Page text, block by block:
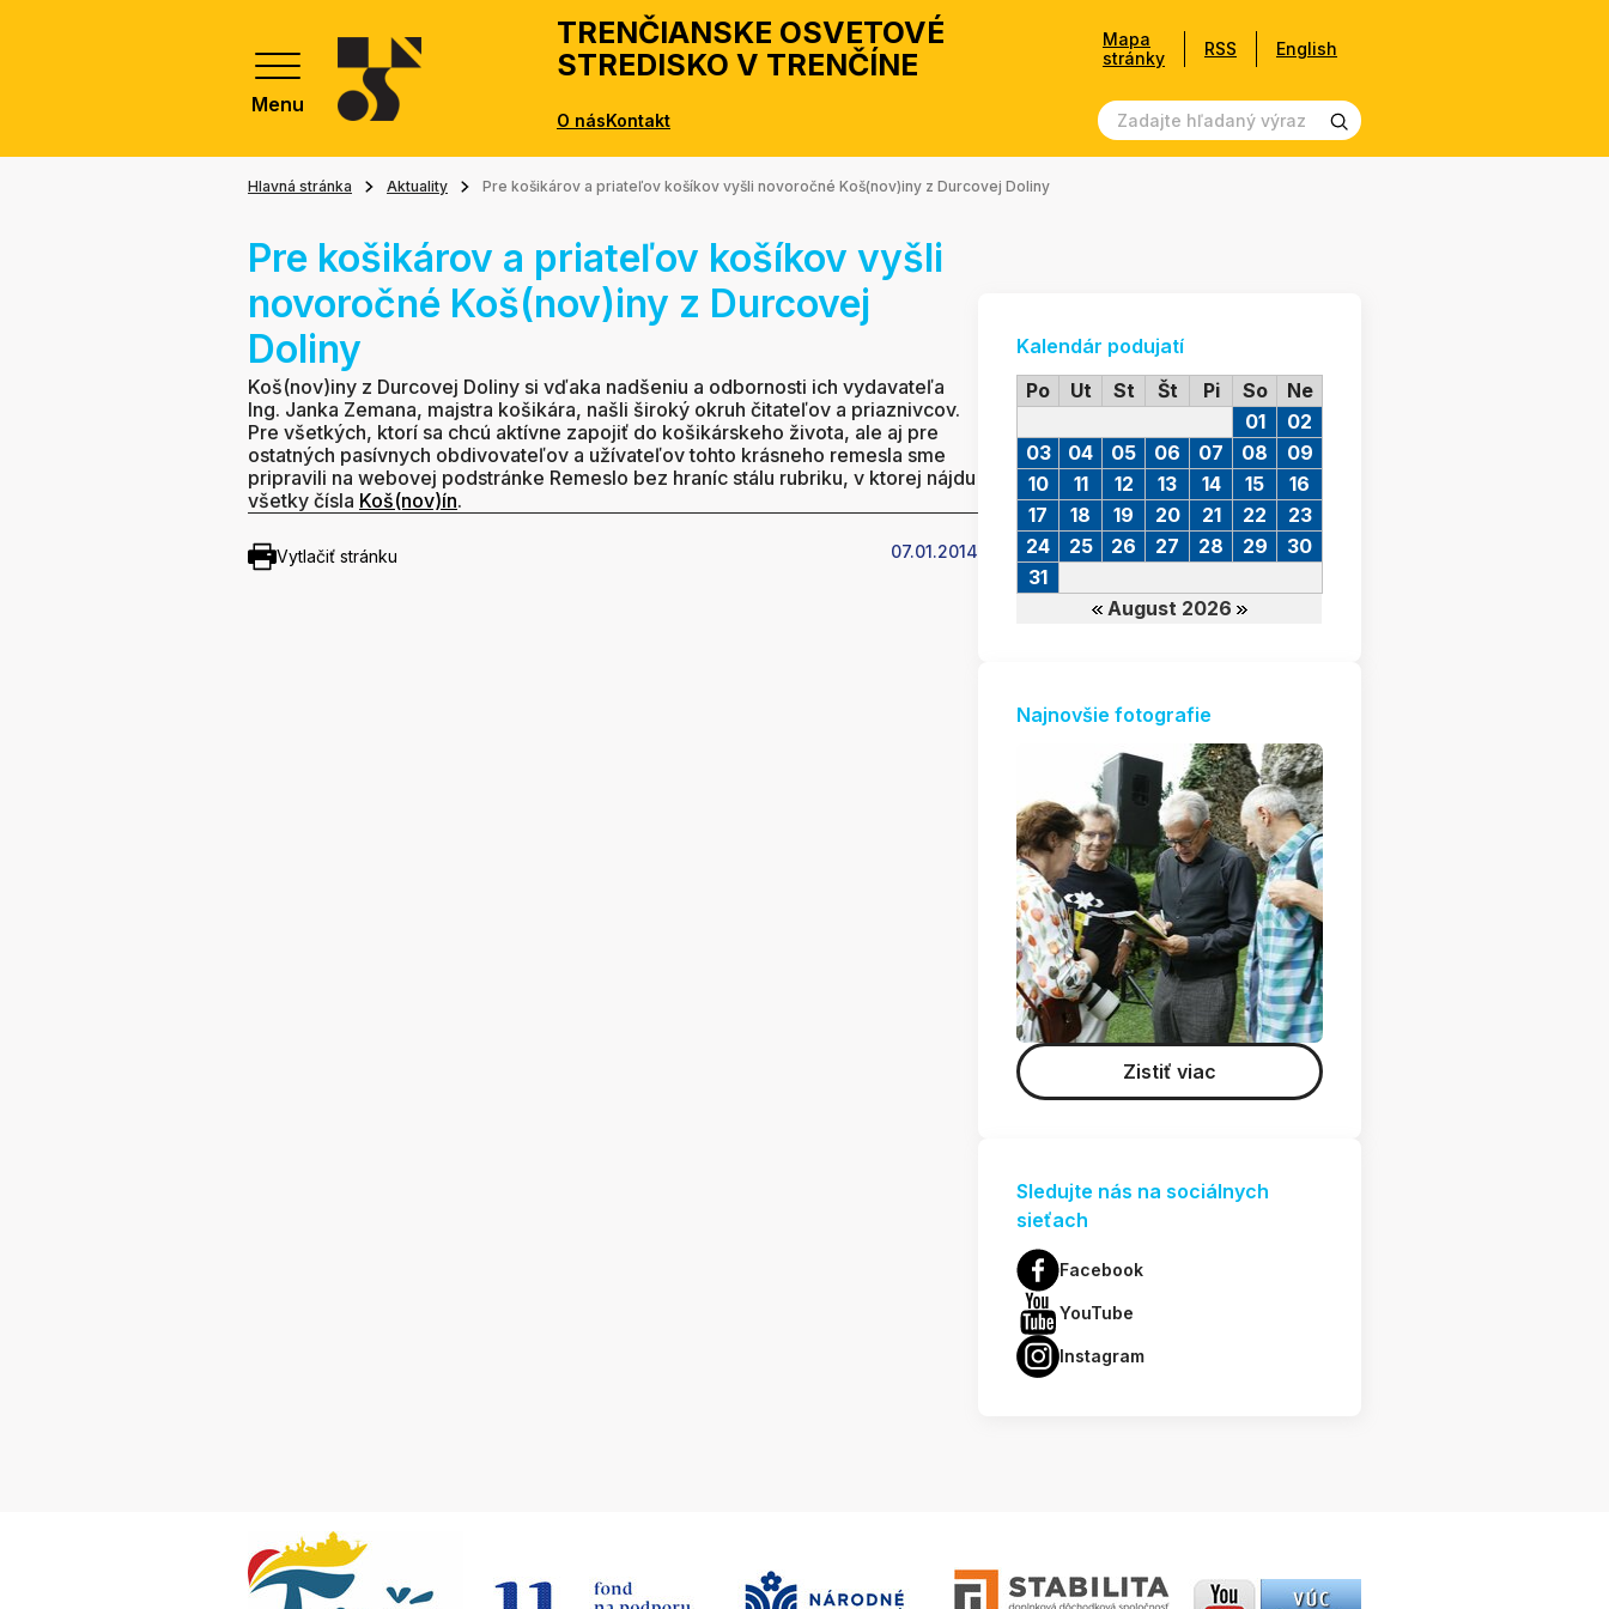
Menu
TRENČIANSKE OSVETOVÉ
STREDISKO V TRENČÍNE
O násKontakt
Mapa
stránky
RSS English
Hlavná stránka Aktuality Pre košikárov a priateľov košíkov vyšli novoročné Koš(nov)iny z Durcovej Doliny
Pre košikárov a priateľov košíkov vyšli
novoročné Koš(nov)iny z Durcovej
Doliny
Koš(nov)iny z Durcovej Doliny si vďaka nadšeniu a odbornosti ich vydavateľa
Ing. Janka Zemana, majstra košikára, našli široký okruh čitateľov a priaznivcov.
Pre všetkých, ktorí sa chcú aktívne zapojiť do košikárskeho života, ale aj pre
ostatných pasívnych obdivovateľov a užívateľov tohto krásneho remesla sme
pripravili na webovej podstránke Remeslo bez hraníc stálu rubriku, v ktorej nájdu
všetky čísla Koš(nov)ín.
Vytlačiť stránku 07.01.2014
Kalendár podujatí
Po
Ut St Št Pi So Ne
August 2026
01
02
03
04 05 06 07 08
09
10
11 12 13 14 15
16
17
18 19 20 21 22
23
24
25 26 27 28 29
30
31
Najnovšie fotografie
Zistiť viac
Sledujte nás na sociálnych
sieťach
Facebook
YouTube
Instagram